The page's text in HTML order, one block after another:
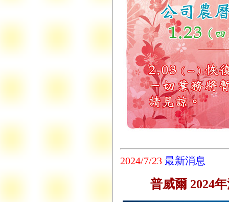
2024/7/23 最新消息
普威爾 2024